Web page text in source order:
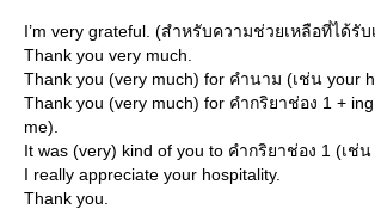
I’m very grateful. (สำหรับความช่วยเหลือที่ได้รับ
Thank you very much.
Thank you (very much) for คำนาม (เช่น your
Thank you (very much) for คำกริยาช่อง 1 +
me).
It was (very) kind of you to คำกริยาช่อง 1 (เช่น
I really appreciate your hospitality.
Thank you.